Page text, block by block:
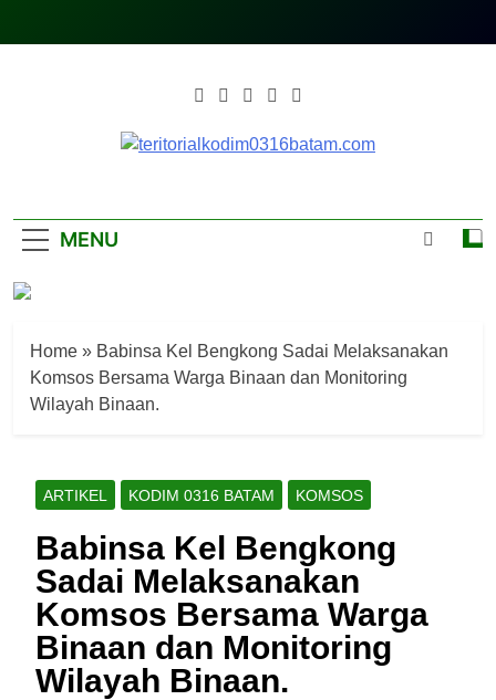
MENU
Home » Babinsa Kel Bengkong Sadai Melaksanakan
Komsos Bersama Warga Binaan dan Monitoring
Wilayah Binaan.
ARTIKEL KODIM 0316 BATAM KOMSOS
Babinsa Kel Bengkong
Sadai Melaksanakan
Komsos Bersama Warga
Binaan dan Monitoring
Wilayah Binaan.